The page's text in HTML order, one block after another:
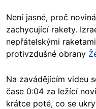
Není jasné, proč
zachycující rakety.
nepřátelskými
protivzdušné obrany
Na zavádějícím videu
čase 0:04 za ležící
krátce poté, co se